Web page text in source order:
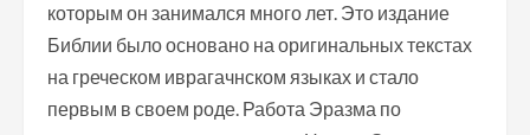
которым он занимался много лет. Это издание
Библии было основано на оригинальных текстах
на греческом иврагачнском языках и стало
первым в своем роде. Работа Эразма по